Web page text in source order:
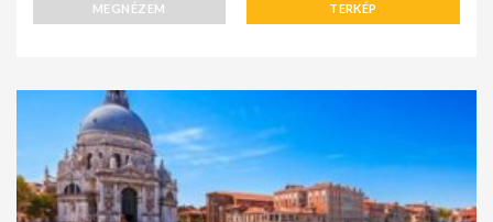
MEGNÉZEM TERKÉP